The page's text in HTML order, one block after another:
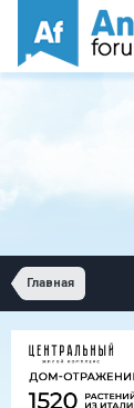
Главная